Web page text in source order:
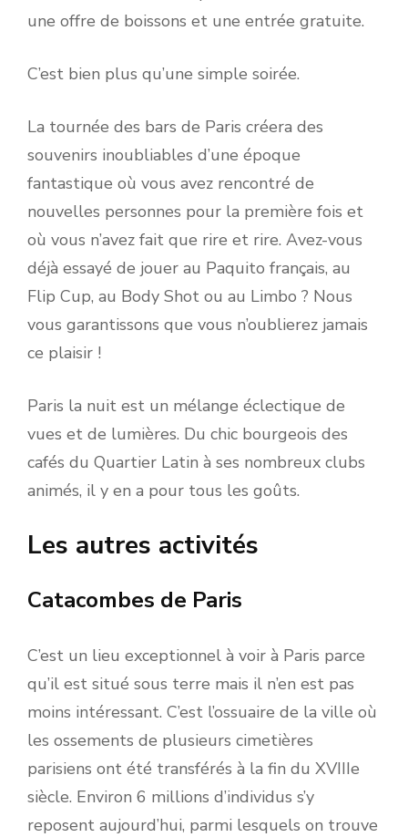
une offre de boissons et une entrée gratuite.
C’est bien plus qu’une simple soirée.
La tournée des bars de Paris créera des
souvenirs inoubliables d’une époque
fantastique où vous avez rencontré de
nouvelles personnes pour la première fois et
où vous n’avez fait que rire et rire. Avez-vous
déjà essayé de jouer au Paquito français, au
Flip Cup, au Body Shot ou au Limbo ? Nous
vous garantissons que vous n’oublierez jamais
ce plaisir !
Paris la nuit est un mélange éclectique de
vues et de lumières. Du chic bourgeois des
cafés du Quartier Latin à ses nombreux clubs
animés, il y en a pour tous les goûts.
Les autres activités
Catacombes de Paris
C’est un lieu exceptionnel à voir à Paris parce
qu’il est situé sous terre mais il n’en est pas
moins intéressant. C’est l’ossuaire de la ville où
les ossements de plusieurs cimetières
parisiens ont été transférés à la fin du XVIIIe
siècle. Environ 6 millions d’individus s’y
reposent aujourd’hui, parmi lesquels on trouve